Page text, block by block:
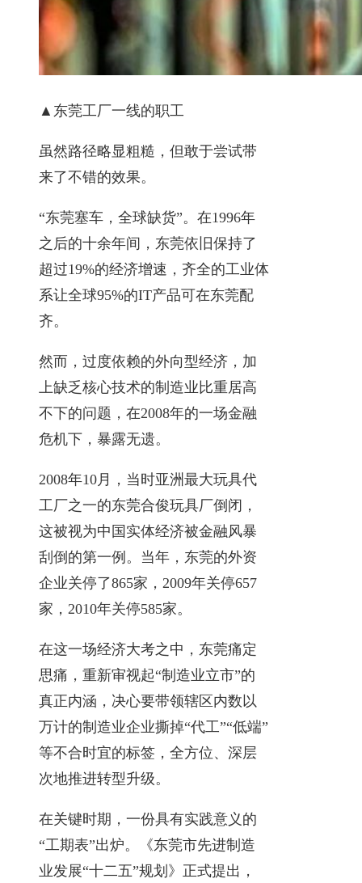
▲东莞工厂一线的职工
虽然路径略显粗糙，但敢于尝试带
来了不错的效果。
“东莞塞车，全球缺货”。在1996年
之后的十余年间，东莞依旧保持了
超过19%的经济增速，齐全的工业体
系让全球95%的IT产品可在东莞配
齐。
然而，过度依赖的外向型经济，加
上缺乏核心技术的制造业比重居高
不下的问题，在2008年的一场金融
危机下，暴露无遗。
2008年10月，当时亚洲最大玩具代
工厂之一的东莞合俊玩具厂倒闭，
这被视为中国实体经济被金融风暴
刮倒的第一例。当年，东莞的外资
企业关停了865家，2009年关停657
家，2010年关停585家。
在这一场经济大考之中，东莞痛定
思痛，重新审视起“制造业立市”的
真正内涵，决心要带领辖区内数以
万计的制造业企业撕掉“代工”“低端”
等不合时宜的标签，全方位、深层
次地推进转型升级。
在关键时期，一份具有实践意义的
“工期表”出炉。《东莞市先进制造
业发展“十二五”规划》正式提出，